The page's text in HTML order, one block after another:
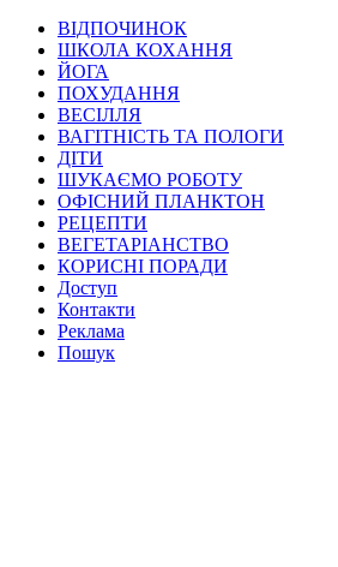
ВІДПОЧИНОК
ШКОЛА КОХАННЯ
ЙОГА
ПОХУДАННЯ
ВЕСІЛЛЯ
ВАГІТНІСТЬ ТА ПОЛОГИ
ДІТИ
ШУКАЄМО РОБОТУ
ОФІСНИЙ ПЛАНКТОН
РЕЦЕПТИ
ВЕГЕТАРІАНСТВО
КОРИСНІ ПОРАДИ
Доступ
Контакти
Реклама
Пошук